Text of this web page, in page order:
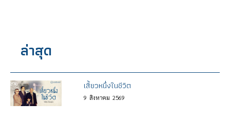
ล่าสุด
เสี้ยวหนึ่งในชีวิต
9 สิงหาคม 2569